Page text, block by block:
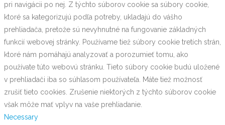
pri navigácii po nej. Z týchto súborov cookie sa súbory cookie,
ktoré sa kategorizujú podľa potreby, ukladajú do vášho
prehliadača, pretože sú nevyhnutné na fungovanie základných
funkcií webovej stránky. Používame tiež súbory cookie tretích strán,
ktoré nám pomáhajú analyzovať a porozumieť tomu, ako
používate túto webovú stránku. Tieto súbory cookie budú uložené
v prehliadači iba so súhlasom používateľa. Máte tiež možnosť
zrušiť tieto cookies. Zrušenie niektorých z týchto súborov cookie
však môže mať vplyv na vaše prehliadanie.
Necessary